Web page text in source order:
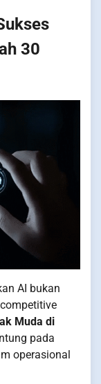
30
AI bukan
Muda di
pada
operasional